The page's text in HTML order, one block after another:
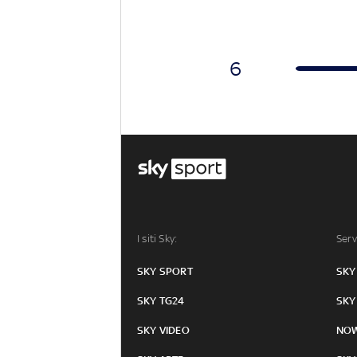
6
I siti Sky:
SKY SPORT
SKY TG24
SKY VIDEO